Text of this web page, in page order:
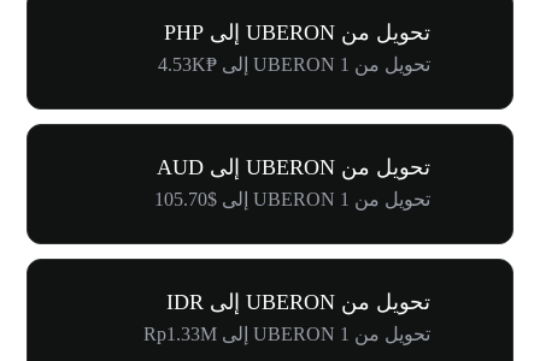
تحويل من UBERON إلى PHP
تحويل من 1 UBERON إلى ₱4.53K
تحويل من UBERON إلى AUD
تحويل من 1 UBERON إلى $105.70
تحويل من UBERON إلى IDR
تحويل من 1 UBERON إلى Rp1.33M